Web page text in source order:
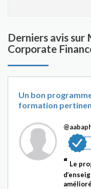
Derniers avis sur
Corporate
Un bon
formation
Le